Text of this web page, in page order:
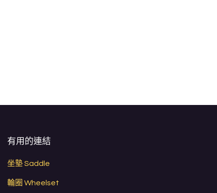
有用的連結
坐墊 Saddle
輪圈 Wheelset